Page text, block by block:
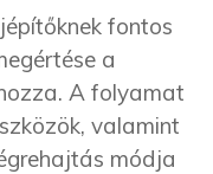
fontos
a
A folyamat
valamint
módja